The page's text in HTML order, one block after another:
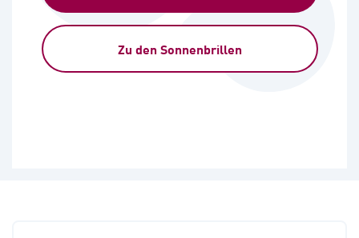
Zu den Sonnenbrillen